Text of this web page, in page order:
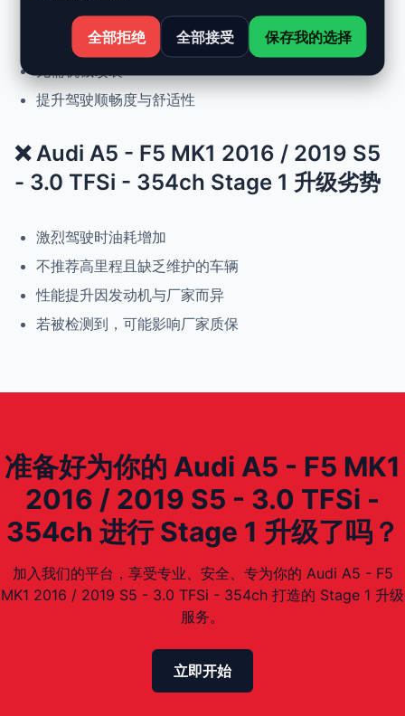
正常驾驶下优化油耗
可随时恢复原厂设置
无需机械改装
提升驾驶顺畅度与舒适性
❌ Audi A5 - F5 MK1 2016 / 2019 S5
- 3.0 TFSi - 354ch Stage 1 升级劣势
激烈驾驶时油耗增加
不推荐高里程且缺乏维护的车辆
性能提升因发动机与厂家而异
若被检测到，可能影响厂家质保
准备好为你的 Audi A5 - F5 MK1
2016 / 2019 S5 - 3.0 TFSi -
354ch 进行 Stage 1 升级了吗？
加入我们的平台，享受专业、安全、专为你的 Audi A5 - F5
MK1 2016 / 2019 S5 - 3.0 TFSi - 354ch 打造的 Stage 1 升级
服务。
立即开始
全部拒绝 全部接受 保存我的选择